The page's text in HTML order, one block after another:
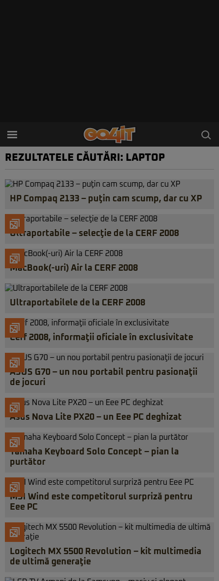
REZULTATELE CĂUTĂRI: LAPTOP
HP Compaq 2133 – puţin cam scump, dar cu XP
Ultraportabile – selecţie de la CERF 2008
MacBook(-uri) Air la CERF 2008
Ultraportabilele de la CERF 2008
Cerf 2008, informaţii oficiale în exclusivitate
ASUS G70 – un nou portabil pentru pasionaţii
de jocuri
Asus Nova Lite PX20 – un Eee PC deghizat
Yamaha Keyboard Solo Concept – pian la
purtător
MSI Wind este competitorul surpriză pentru
Eee PC
Logitech MX 5500 Revolution – kit multimedia
de ultimă generaţie